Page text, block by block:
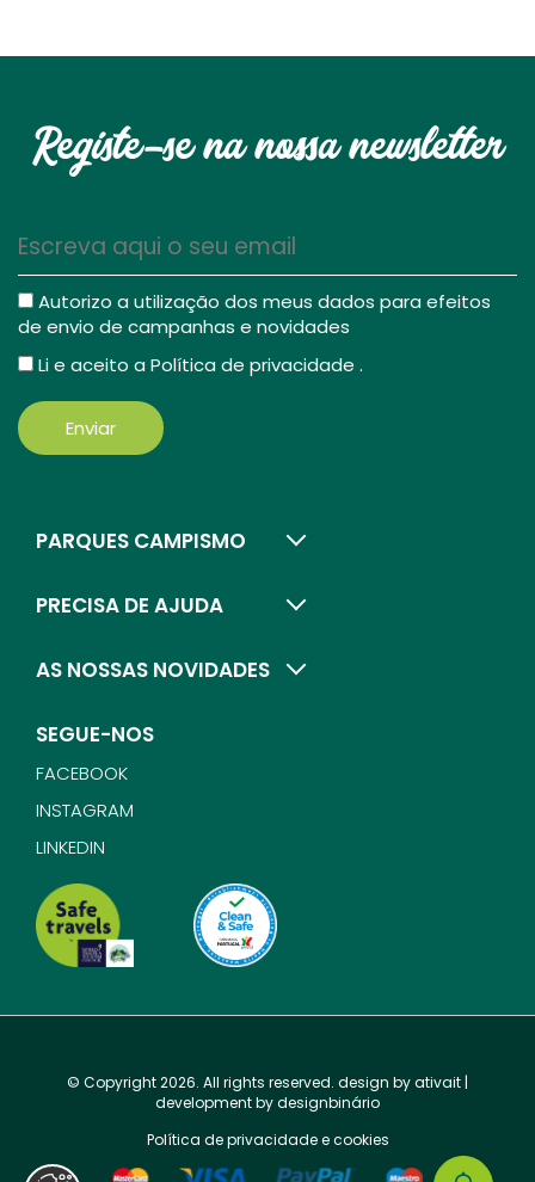
Registe-se na nossa newsletter
Autorizo a utilização dos meus dados para efeitos
de envio de campanhas e novidades
Li e aceito aPolítica de privacidade .
Enviar
PARQUES CAMPISMO
PRECISA DE AJUDA
AS NOSSAS NOVIDADES
SEGUE-NOS
FACEBOOK
INSTAGRAM
LINKEDIN
© Copyright 2026. All rights reserved. design byativait |
development bydesignbinário
Política de privacidade e cookies